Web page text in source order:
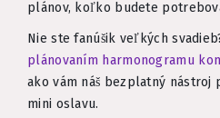
plánov, koľko budete
Nie ste fanúšik veľkých
plánovaním harmonogramu
ako vám náš bezplatný nástroj
mini oslavu.